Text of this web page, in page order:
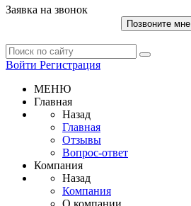
Заявка на звонок
Позвоните мне
Войти Регистрация
МЕНЮ
Главная
Назад
Главная
Отзывы
Вопрос-ответ
Компания
Назад
Компания
О компании